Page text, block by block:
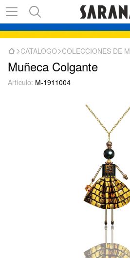
CATALOGO COLECCIONES DE
Muñeca Colgante
Artículo: M-1911004